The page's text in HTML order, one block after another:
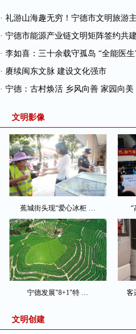
· 礼游山海趣无穷！宁德市文明旅游
· 宁德市能源产业链文明矩阵签约共
· 李如喜：三十余载守孤岛 “全能医
· 赓续闽东文脉 建设文化强市
· 宁德：古村焕活 乡风向善 家园向美
文明影像
蕉城街头现“爱心冰柜 … “
宁德发展"8+1"特 … 客
文明创建